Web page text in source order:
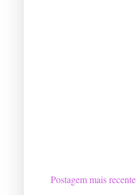
Postagem mais recente